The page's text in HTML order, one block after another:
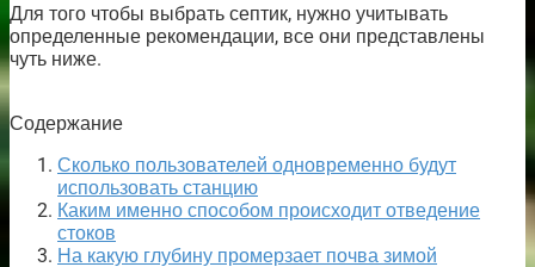
Для того чтобы выбрать септик, нужно учитывать
определенные рекомендации, все они представлены
чуть ниже.
Содержание
Сколько пользователей одновременно будут
использовать станцию
Каким именно способом происходит отведение
стоков
На какую глубину промерзает почва зимой